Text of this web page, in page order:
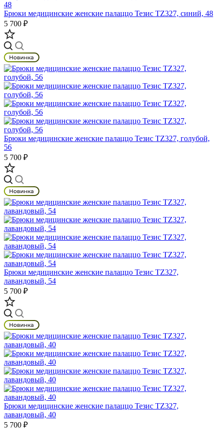
Брюки медицинские женские палаццо Тезис TZ327, синий, 48
5 700 ₽
Брюки медицинские женские палаццо Тезис TZ327, голубой,
56
5 700 ₽
Брюки медицинские женские палаццо Тезис TZ327,
лавандовый, 54
5 700 ₽
Брюки медицинские женские палаццо Тезис TZ327,
лавандовый, 40
5 700 ₽